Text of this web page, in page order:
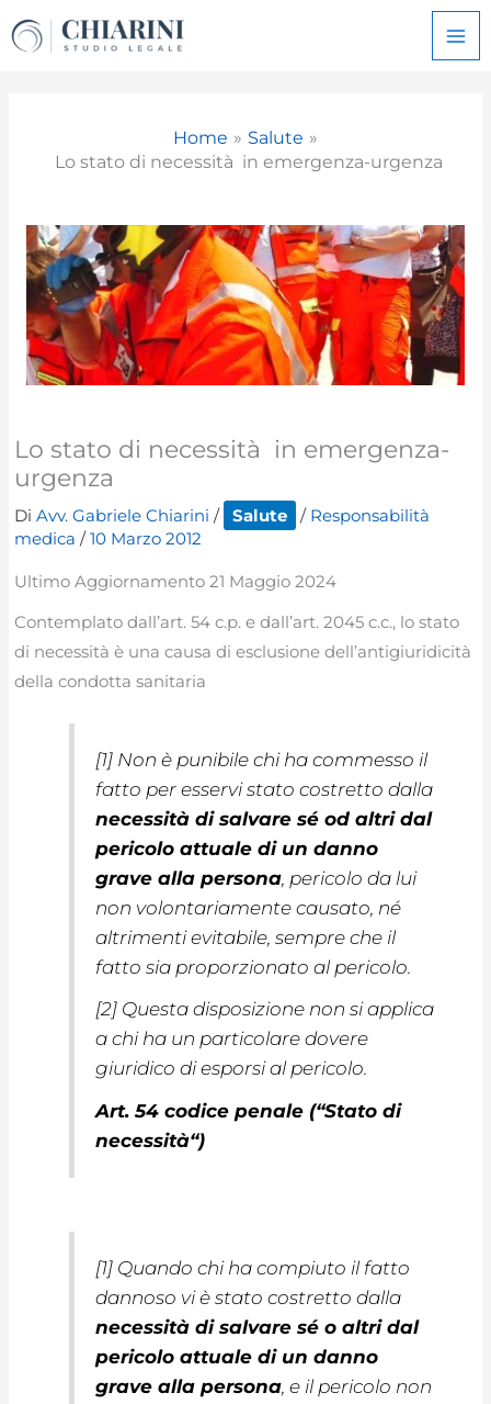
al
Home
Salute
Lo stato di necessità in emergenza-urgenza
Lo stato di necessità in emergenza-
urgenza
DiAvv. Gabriele Chiarini/ Salute / Responsabilità
medica /10 Marzo 2012
Ultimo Aggiornamento 21 Maggio 2024
Contemplato dall’art. 54 c.p. e dall’art. 2045 c.c., lo stato
di necessità è una causa di esclusione dell’antigiuridicità
della condotta sanitaria
[1] Non è punibile chi ha commesso il
fatto per esservi stato costretto dalla
necessità di salvare sé od altri dal
pericolo attuale di un danno
grave alla persona, pericolo da lui
non volontariamente causato, né
altrimenti evitabile, sempre che il
fatto sia proporzionato al pericolo.
[2] Questa disposizione non si applica
a chi ha un particolare dovere
giuridico di esporsi al pericolo.
Art. 54 codice penale (“Stato di
necessità“)
[1] Quando chi ha compiuto il fatto
dannoso vi è stato costretto dalla
necessità di salvare sé o altri dal
pericolo attuale di un danno
grave alla persona, e il pericolo non